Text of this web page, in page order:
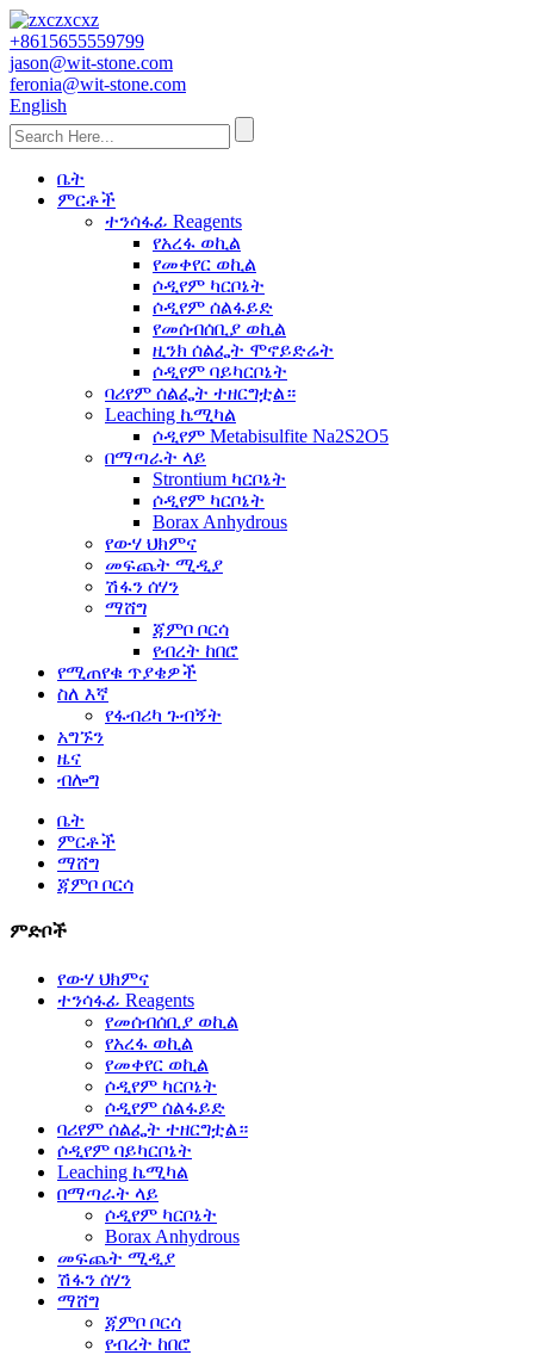
+8615655559799
jason@wit-stone.com
feronia@wit-stone.com
English
ቤት
ምርቶች
ተንሳፋፊ Reagents
የአረፋ ወኪል
የመቀየር ወኪል
ሶዲየም ካርቦኔት
ሶዲየም ሰልፋይድ
የመሰብሰቢያ ወኪል
ዚንክ ሰልፌት ሞኖይድሬት
ሶዲየም ባይካርቦኔት
ባሪየም ሰልፌት ተዘርግቷል።
Leaching ኬሚካል
ሶዲየም Metabisulfite Na2S2O5
በማጣራት ላይ
Strontium ካርቦኔት
ሶዲየም ካርቦኔት
Borax Anhydrous
የውሃ ህክምና
መፍጨት ሚዲያ
ሽፋን ሰሃን
ማሸግ
ጃምቦ ቦርሳ
የብረት ከበሮ
የሚጠየቁ ጥያቄዎች
ስለ እኛ
የፋብሪካ ጉብኝት
አግኙን
ዜና
ብሎግ
ቤት
ምርቶች
ማሸግ
ጃምቦ ቦርሳ
ምድቦች
የውሃ ህክምና
ተንሳፋፊ Reagents
የመሰብሰቢያ ወኪል
የአረፋ ወኪል
የመቀየር ወኪል
ሶዲየም ካርቦኔት
ሶዲየም ሰልፋይድ
ባሪየም ሰልፌት ተዘርግቷል።
ሶዲየም ባይካርቦኔት
Leaching ኬሚካል
በማጣራት ላይ
ሶዲየም ካርቦኔት
Borax Anhydrous
መፍጨት ሚዲያ
ሽፋን ሰሃን
ማሸግ
ጃምቦ ቦርሳ
የብረት ከበሮ